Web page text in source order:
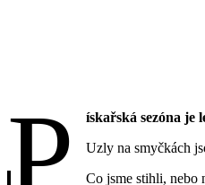
P
ískařská sezóna je
Uzly na smyčkách
Co jsme stihli, nebo